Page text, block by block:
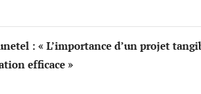
: « L’importance d’un projet
efficace »